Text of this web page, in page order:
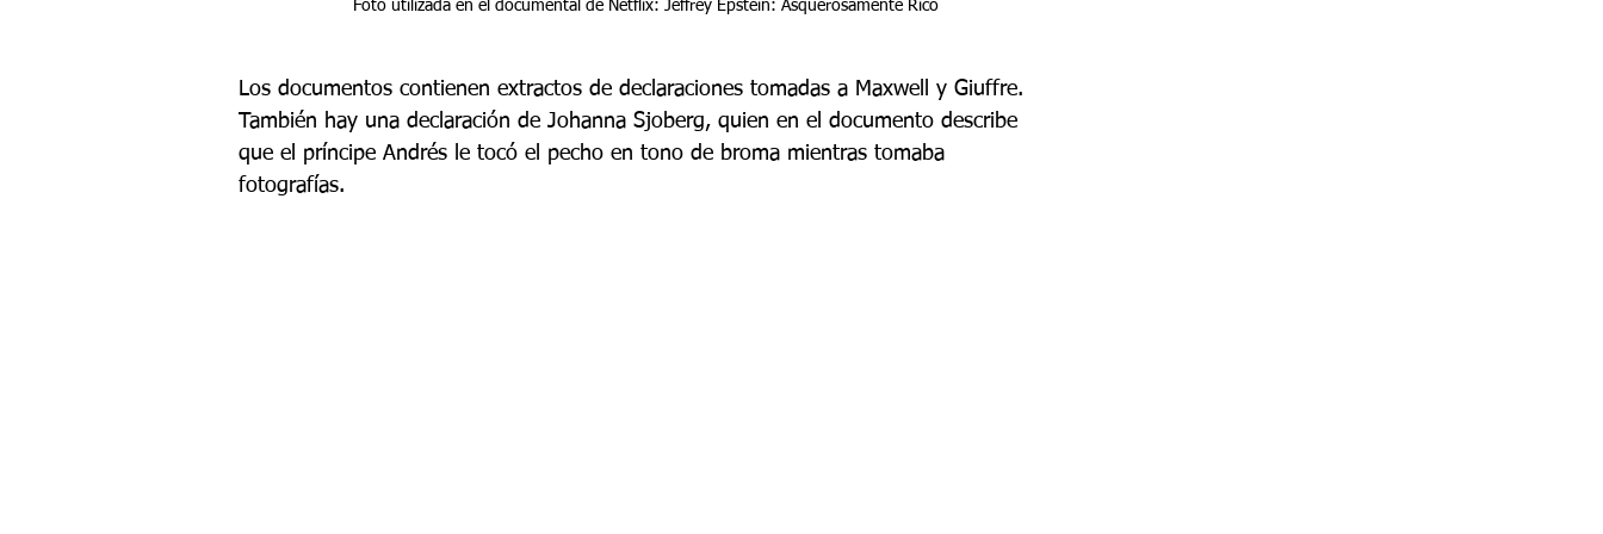
Foto utilizada en el documental de Netflix: Jeffrey Epstein: Asquerosamente Rico
Los documentos contienen extractos de declaraciones tomadas a Maxwell y Giuffre.
También hay una declaración de Johanna Sjoberg, quien en el documento describe
que el príncipe Andrés le tocó el pecho en tono de broma mientras tomaba
fotografías.